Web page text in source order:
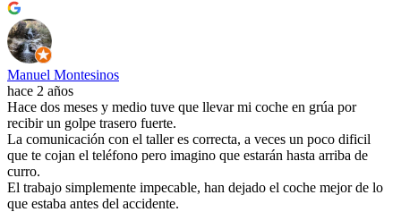
Manuel Montesinos
hace 2 años
Hace dos meses y medio tuve que llevar mi coche en grúa por
recibir un golpe trasero fuerte.
La comunicación con el taller es correcta, a veces un poco dificil
que te cojan el teléfono pero imagino que estarán hasta arriba de
curro.
El trabajo simplemente impecable, han dejado el coche mejor de lo
que estaba antes del accidente.